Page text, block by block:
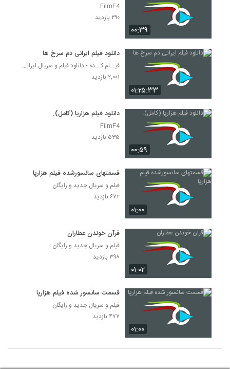
۰۰:۳۹
FilmF4
۲۹۰ بازدید
۰۱:۲۵:۳۳
دانلود فیلم ایرانی دم سرخ ها
فیــلم کــده - دانلود فیلم و سریال ایرانی (رایگان)
۲,۰۰۱ بازدید
۰۰:۵۹
دانلود فیلم هزارپا (کامل).
FilmF4
۵۳۵ بازدید
۰۱:۰۰
قسمتهای سانسورشده فیلم هزارپا
فیلم و سریال جدید و رایگان
۶۷۲ بازدید
۰۱:۰۲
قرآن خوندن عطاران
فیلم و سریال جدید و رایگان
۳۹۸ بازدید
۰۱:۰۰
قسمت سانسور شده فیلم هزارپا
فیلم و سریال جدید و رایگان
۴۷۷ بازدید